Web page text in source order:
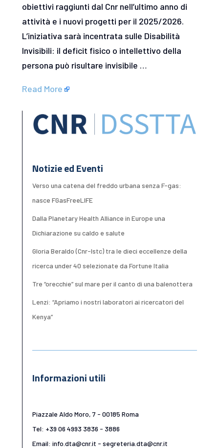
obiettivi raggiunti dal Cnr nell’ultimo anno di
attività e i nuovi progetti per il 2025/2026.
L’iniziativa sarà incentrata sulle Disabilità
Invisibili: il deficit fisico o intellettivo della
persona può risultare invisibile …
Read More
Notizie ed Eventi
Verso una catena del freddo urbana senza F-gas:
nasce FGasFreeLIFE
Dalla Planetary Health Alliance in Europe una
Dichiarazione su caldo e salute
Gloria Beraldo (Cnr-Istc) tra le dieci eccellenze della
ricerca under 40 selezionate da Fortune Italia
Tre “orecchie” sul mare per il canto di una balenottera
Lenzi: “Apriamo i nostri laboratori ai ricercatori del
Kenya”
Informazioni utili
Piazzale Aldo Moro, 7 - 00185 Roma
Tel: +39 06 4993 3836 - 3886
Email: info.dta@cnr.it - segreteria.dta@cnr.it